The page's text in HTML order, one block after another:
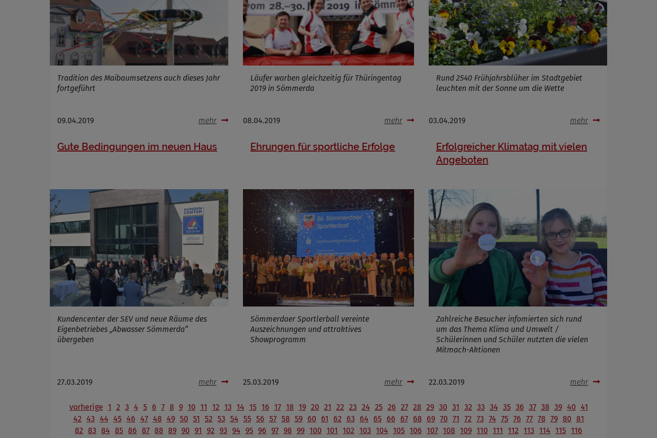
Tradition des Maibaumsetzens auch dieses Jahr
fortgeführt
09.04.2019 mehr
Läufer warben gleichzeitig für Thüringentag
2019 in Sömmerda
08.04.2019 mehr
Rund 2540 Frühjahrsblüher im Stadtgebiet
leuchten mit der Sonne um die Wette
03.04.2019 mehr
Gute Bedingungen im neuen Haus
Kundencenter der SEV und neue Räume des
Eigenbetriebes „Abwasser Sömmerda“
übergeben
27.03.2019 mehr
Ehrungen für sportliche Erfolge
Sömmerdaer Sportlerball vereinte
Auszeichnungen und attraktives
Showprogramm
25.03.2019 mehr
Erfolgreicher Klimatag mit vielen
Angeboten
Zahlreiche Besucher infomierten sich rund
um das Thema Klima und Umwelt /
Schülerinnen und Schüler nutzten die vielen
Mitmach-Aktionen
22.03.2019 mehr
vorherige 1 2 3 4 5 6 7 8 9 10 11 12 13 14 15 16 17 18 19 20 21 22 23 24 25 26 27 28 29 30 31 32 33 34 35 36 37 38 39 40 41
42 43 44 45 46 47 48 49 50 51 52 53 54 55 56 57 58 59 60 61 62 63 64 65 66 67 68 69 70 71 72 73 74 75 76 77 78 79 80 81
82 83 84 85 86 87 88 89 90 91 92 93 94 95 96 97 98 99 100 101 102 103 104 105 106 107 108 109 110 111 112 113 114 115 116
Infos schließen